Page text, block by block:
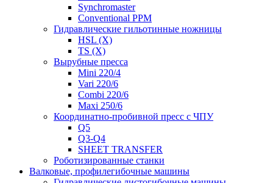
Synchromaster
Conventional PPM
Гидравлические гильотинные ножницы
HSL (X)
TS (X)
Вырубные пресса
Mini 220/4
Vari 220/6
Combi 220/6
Maxi 250/6
Координатно-пробивной пресс с ЧПУ
Q5
Q3-Q4
SHEET TRANSFER
Роботизированные станки
Валковые, профилегибочные машины